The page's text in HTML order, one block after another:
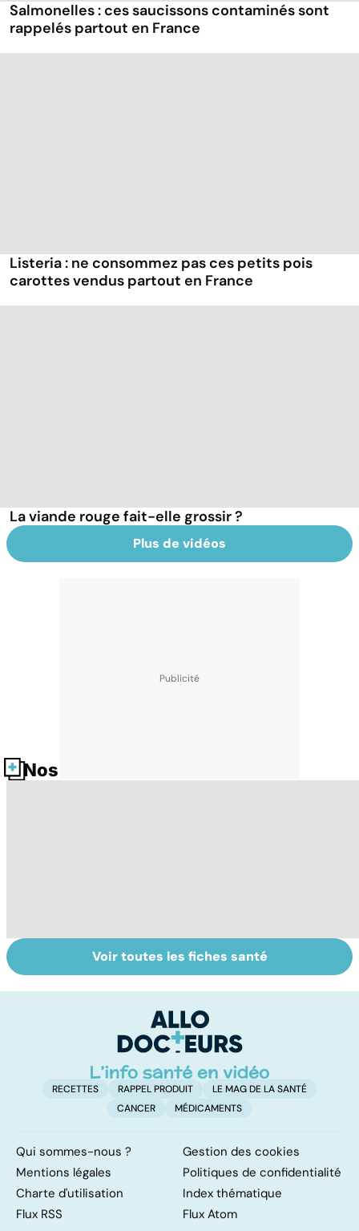
Salmonelles : ces saucissons contaminés sont
rappelés partout en France
Listeria : ne consommez pas ces petits pois
carottes vendus partout en France
La viande rouge fait-elle grossir ?
Plus de vidéos
Nos fiches santé
Intoxications
alimentaires :
Les dangers de la
malbouffe
Voir toutes les fiches santé
RECETTES RAPPEL PRODUIT
LE MAG DE LA SANTÉ
CANCER
MÉDICAMENTS
Qui sommes-nous ?
Gestion des cookies
Mentions légales
Politiques de confidentialité
Charte d'utilisation
Index thématique
Flux RSS
Flux Atom